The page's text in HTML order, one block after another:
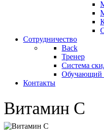
Сотрудничество
Back
Тренер
Система
Обучающий
Контакты
Витамин С